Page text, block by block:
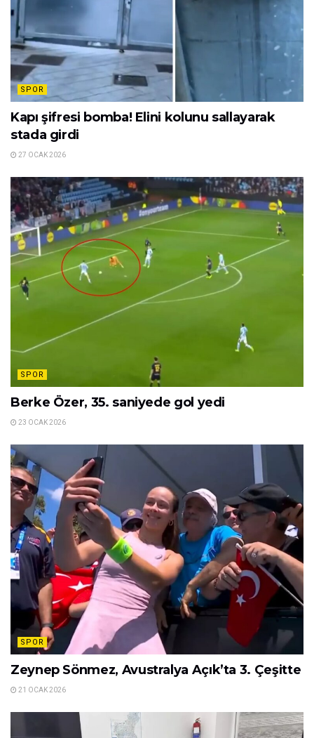
SPOR
Kapı şifresi bomba! Elini kolunu sallayarak
stada girdi
27 OCAK 2026
SPOR
Berke Özer, 35. saniyede gol yedi
23 OCAK 2026
SPOR
Zeynep Sönmez, Avustralya Açık’ta 3. Çeşitte
21 OCAK 2026